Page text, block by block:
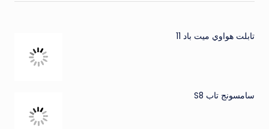
تابلت هواوي ميت باد 11
سامسونج تاب S8